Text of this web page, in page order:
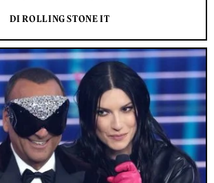
DI ROLLING STONE IT